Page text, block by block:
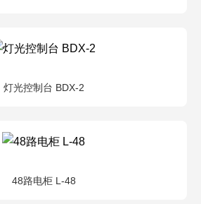
灯光控制台 BDX-2
48路电柜 L-48